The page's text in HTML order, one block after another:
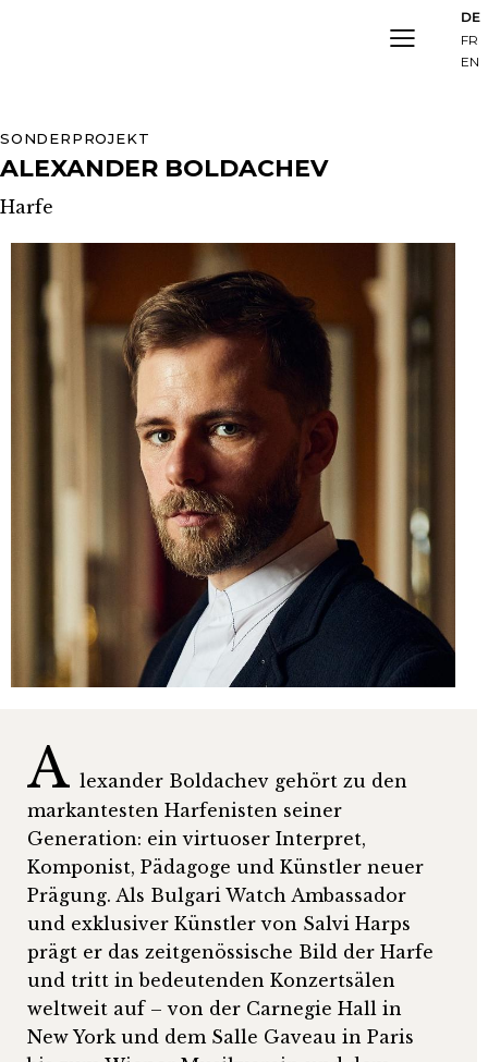
DE
FR
EN
SONDERPROJEKT
ALEXANDER BOLDACHEV
Harfe
A lexander Boldachev gehört zu den
markantesten Harfenisten seiner
Generation: ein virtuoser Interpret,
Komponist, Pädagoge und Künstler neuer
Prägung. Als Bulgari Watch Ambassador
und exklusiver Künstler von Salvi Harps
prägt er das zeitgenössische Bild der Harfe
und tritt in bedeutenden Konzertsälen
weltweit auf – von der Carnegie Hall in
New York und dem Salle Gaveau in Paris